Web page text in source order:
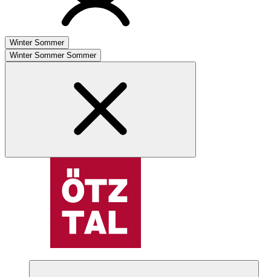
Winter Sommer
Winter Sommer Sommer